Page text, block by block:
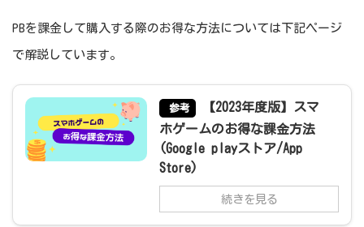
PBを課金して購入する際のお得な方法については下記ページ
で解説しています。
参考
【2023年度版】スマ
ホゲームのお得な課金方法
(Google playストア/App
Store)
続きを見る